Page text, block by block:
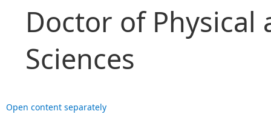
Doctor of
Sciences
Open content separately